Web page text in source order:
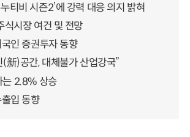
티비 시즌2’에 강력 대응 의지 밝혀
시장 여건 및 전망
인 증권투자 동향
新)공간, 대체불가 산업강국”
는 2.8% 상승
입 동향